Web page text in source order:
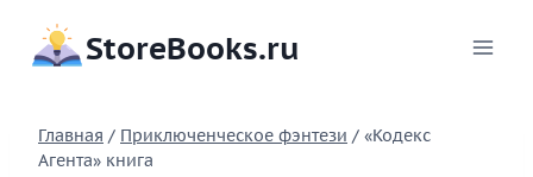
содержимому
StoreBooks.ru
Главная / Приключенческое фэнтези / «Кодекс
Агента» книга